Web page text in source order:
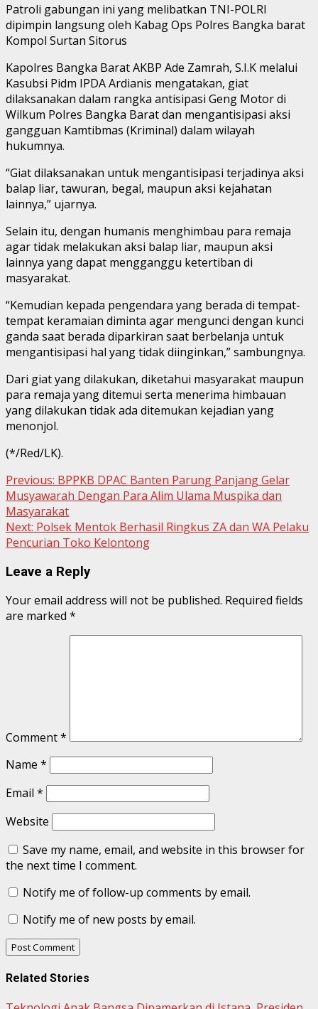
Patroli gabungan ini yang melibatkan TNI-POLRI
dipimpin langsung oleh Kabag Ops Polres Bangka barat
Kompol Surtan Sitorus
Kapolres Bangka Barat AKBP Ade Zamrah, S.I.K melalui
Kasubsi Pidm IPDA Ardianis mengatakan, giat
dilaksanakan dalam rangka antisipasi Geng Motor di
Wilkum Polres Bangka Barat dan mengantisipasi aksi
gangguan Kamtibmas (Kriminal) dalam wilayah
hukumnya.
“Giat dilaksanakan untuk mengantisipasi terjadinya aksi
balap liar, tawuran, begal, maupun aksi kejahatan
lainnya,” ujarnya.
Selain itu, dengan humanis menghimbau para remaja
agar tidak melakukan aksi balap liar, maupun aksi
lainnya yang dapat mengganggu ketertiban di
masyarakat.
“Kemudian kepada pengendara yang berada di tempat-
tempat keramaian diminta agar mengunci dengan kunci
ganda saat berada diparkiran saat berbelanja untuk
mengantisipasi hal yang tidak diinginkan,” sambungnya.
Dari giat yang dilakukan, diketahui masyarakat maupun
para remaja yang ditemui serta menerima himbauan
yang dilakukan tidak ada ditemukan kejadian yang
menonjol.
(*/Red/LK).
Continue
Reading
Previous: BPPKB DPAC Banten Parung Panjang Gelar
Musyawarah Dengan Para Alim Ulama Muspika dan
Masyarakat
Next: Polsek Mentok Berhasil Ringkus ZA dan WA Pelaku
Pencurian Toko Kelontong
Leave a Reply
Your email address will not be published. Required fields
are marked *
Comment*
Name *
Email *
Website
Save my name, email, and website in this browser for
the next time I comment.
Notify me of follow-up comments by email.
Notify me of new posts by email.
Related Stories